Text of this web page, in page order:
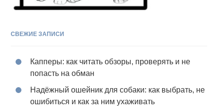
СВЕЖИЕ ЗАПИСИ
Капперы: как читать обзоры, проверять и не
попасть на обман
Надёжный ошейник для собаки: как выбрать, не
ошибиться и как за ним ухаживать